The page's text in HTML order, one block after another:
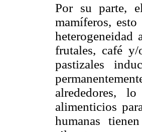
Por su parte,
mamíferos,
frutales, café
pastizales
alrededores,
alimenticios
humanas